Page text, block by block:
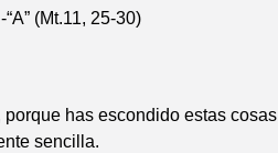
(Mt.11, 25-30)
has escondido estas cosas
sencilla.